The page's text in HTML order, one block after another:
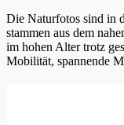
Die Naturfotos sind in
stammen aus dem
im hohen Alter trotz
Mobilität, spannende